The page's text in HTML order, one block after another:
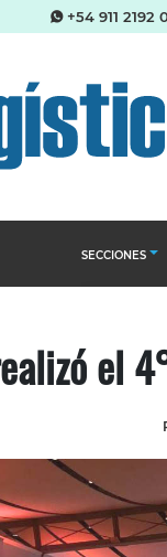
+54 911 2192
SECCIONES
Logística
Tecnología
Transporte
el